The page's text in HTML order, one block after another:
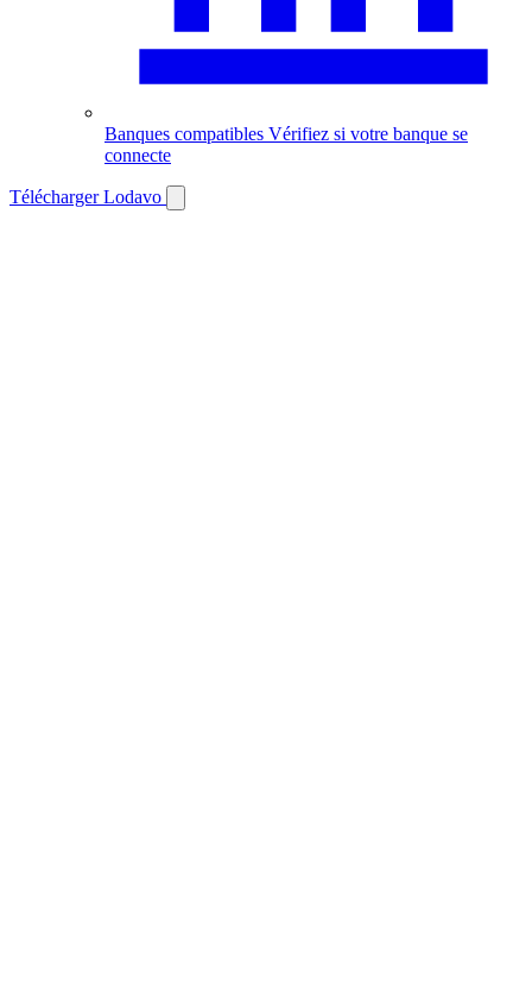
Banques compatibles Vérifiez si votre banque se
connecte
Télécharger Lodavo